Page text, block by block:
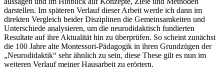
darstellen. Im späteren Verlauf dieser Arbeit werde ich dann im
direkten Vergleich beider Disziplinen die Gemeinsamkeiten und
Unterschiede analysieren, um die neurodidaktisch fundierten
Resultate auf ihre Aktualität hin zu überprüfen. So scheint zunächst
die 100 Jahre alte Montessori-Pädagogik in ihren Grundzügen der
„Neurodidaktik“ sehr ähnlich zu sein, diese These gilt es nun im
weiteren Verlauf meiner Hausarbeit zu erörtern.